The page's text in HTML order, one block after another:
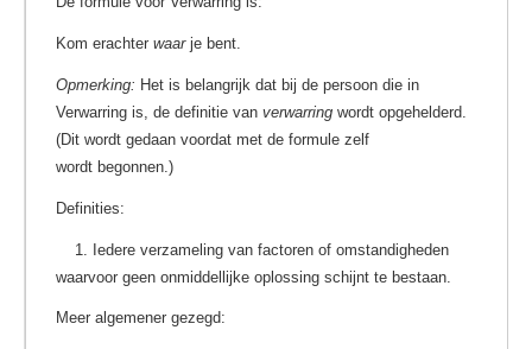
Kom erachter waarje bent.
Opmerking: Het is belangrijk dat bij de persoon die in
Verwarring is, de definitie van verwarring wordt opgehelderd.
(Dit wordt gedaan voordat met de formule zelf
wordt begonnen.)
Definities:
1. Iedere verzameling van factoren of omstandigheden
waarvoor geen onmiddellijke oplossing schijnt te bestaan.
Meer algemener gezegd: